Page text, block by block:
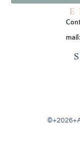
mail: